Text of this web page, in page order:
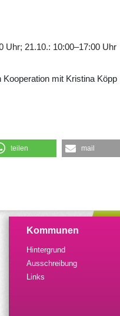
Uhr; 21.10.: 10:00–17:00 Uhr
mit Kristina Köpp
teilen mail
Kommunen
Hintergrund
Ausschreibung
Links